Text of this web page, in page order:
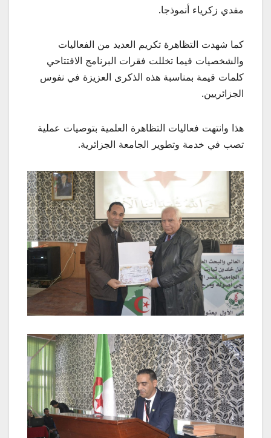
مفدي زكرياء أنموذجا.
كما شهدت التظاهرة تكريم العديد من الفعاليات
والشخصيات فيما تخللت فقرات البرنامج الافتتاحي
كلمات قيمة بمناسبة هذه الذكرى العزيزة في نفوس
الجزائريين.
هذا وانتهت فعاليات التظاهرة العلمية بتوصيات عملية
تصب في خدمة وتطوير الجامعة الجزائرية.